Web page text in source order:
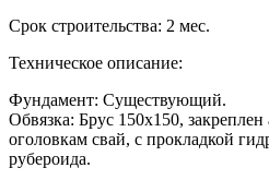
Срок строительства: 2 мес.
Техническое описание:
Фундамент: Существующий.
Обвязка: Брус 150х150,
оголовкам свай, с прокладкой
рубероида.